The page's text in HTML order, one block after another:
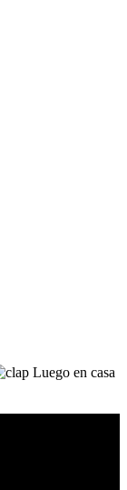
Luego en casa